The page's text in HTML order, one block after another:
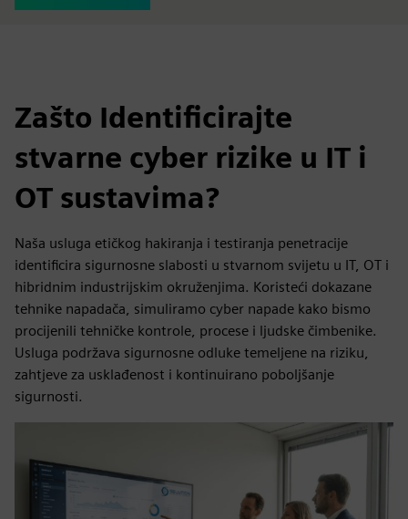
Zašto Identificirajte
stvarne cyber rizike u IT i
OT sustavima?
Naša usluga etičkog hakiranja i testiranja penetracije
identificira sigurnosne slabosti u stvarnom svijetu u IT, OT i
hibridnim industrijskim okruženjima. Koristeći dokazane
tehnike napadača, simuliramo cyber napade kako bismo
procijenili tehničke kontrole, procese i ljudske čimbenike.
Usluga podržava sigurnosne odluke temeljene na riziku,
zahtjeve za usklađenost i kontinuirano poboljšanje
sigurnosti.